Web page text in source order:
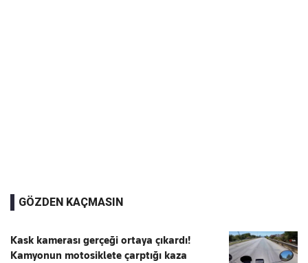
GÖZDEN KAÇMASIN
Kask kamerası gerçeği ortaya çıkardı!
Kamyonun motosiklete çarptığı kaza